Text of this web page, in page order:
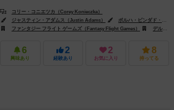
ジョナサン・イン（Jonathan Ying）
ロヴィーナ・カイ（Rovina Cai）
コリー・コニエツカ（Corey Konieczka）
ジャスティン・アダムス（Justin Adams）
ボルハ・ピンダド・アリバス（Borja Pindado Arribas）
ファンタジー フライト ゲームズ（Fantasy Flight Games）
デルタ ビジョン パブリッシング（Delta Vision Publishing）
6
興味あり
2
経験あり
2
お気に入り
8
持ってる